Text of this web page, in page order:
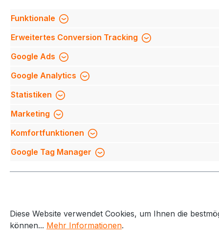
Fr 8:00 Uhr - 14:00 Uhr
Oder über unser
Alle Preise exkl. gesetzl.
Funktionale
Erweitertes Conversion Tracking
Google Ads
Google Analytics
Statistiken
Marketing
Komfortfunktionen
Google Tag Manager
Diese Website verwendet Cookies, um Ihnen die
können... Mehr Informationen.